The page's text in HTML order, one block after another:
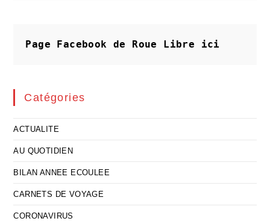
Résultat
Des
Page Facebook de Roue Libre ici
Catégories
ACTUALITE
AU QUOTIDIEN
BILAN ANNEE ECOULEE
CARNETS DE VOYAGE
CORONAVIRUS